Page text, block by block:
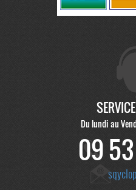
Du lundi au
09